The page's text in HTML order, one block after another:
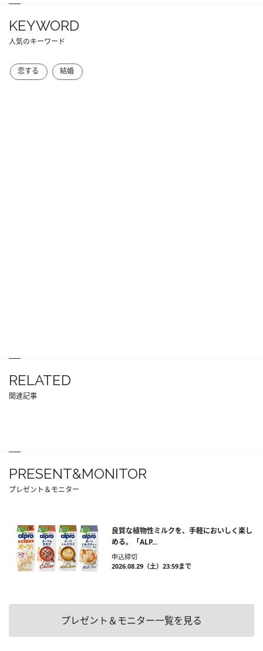
KEYWORD
人気のキーワード
恋する 結婚
RELATED
関連記事
PRESENT&MONITOR
プレゼント＆モニター
良質な植物性ミルクを、手軽においしく楽し
める。「ALP...
申込締切
2026.08.29（土）23:59まで
プレゼント＆モニター一覧を見る